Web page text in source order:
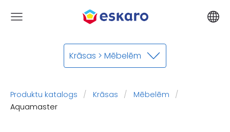
Krāsas > Mēbelēm
Produktu katalogs Krāsas
Mēbelēm
Aquamaster